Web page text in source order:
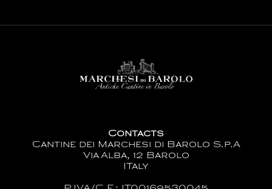
Contacts
Cantine dei Marchesi di Barolo S.p.A
Via Alba, 12 Barolo
ITaly